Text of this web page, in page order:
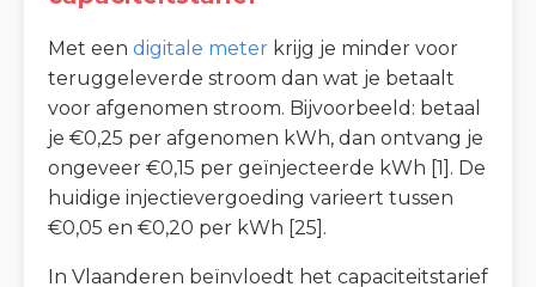
Met een digitale meter krijg je minder voor
teruggeleverde stroom dan wat je betaalt
voor afgenomen stroom. Bijvoorbeeld: betaal
je €0,25 per afgenomen kWh, dan ontvang je
ongeveer €0,15 per geïnjecteerde kWh [1]. De
huidige injectievergoeding varieert tussen
€0,05 en €0,20 per kWh [25].
In Vlaanderen beïnvloedt het capaciteitstarief